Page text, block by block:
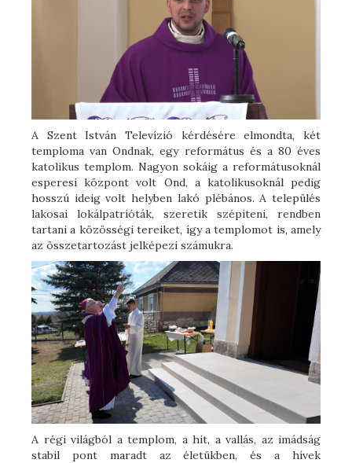
A Szent István Televízió kérdésére elmondta, két
temploma van Ondnak, egy református és a 80 éves
katolikus templom. Nagyon sokáig a reformátusoknál
esperesi központ volt Ond, a katolikusoknál pedig
hosszú ideig volt helyben lakó plébános. A település
lakosai lokálpatrióták, szeretik szépíteni, rendben
tartani a közösségi tereiket, így a templomot is, amely
az összetartozást jelképezi számukra.
A régi világból a templom, a hit, a vallás, az imádság
stabil pont maradt az életükben, és a hívek